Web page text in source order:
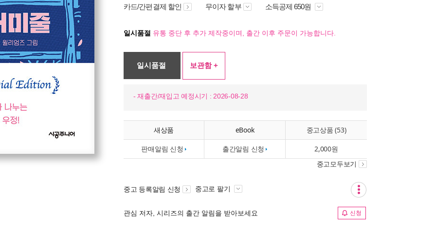
카드/간편결제 할인 무이자 할부 소득공제 650원
일시품절 유통 중단 후 추가 제작중이며, 출간 이후 주문이 가능합니다.
일시품절 보관함 +
- 재출간/재입고 예정시기 : 2026-08-28
새상품 eBook 중고상품 (53)
판매알림 신청 출간알림 신청 2,000원
중고모두보기
중고 등록알림 신청 중고로 팔기
관심 저자, 시리즈의 출간 알림을 받아보세요 신청